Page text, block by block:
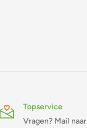
Topservice
Vragen? Mail naar